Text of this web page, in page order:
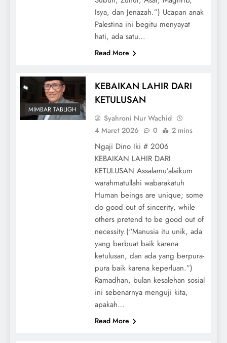
Isya, dan Jenazah.”) Ucapan anak
Palestina ini begitu menyayat
hati, ada satu…
Read More
MIMBAR TABLIGH
KEBAIKAN LAHIR DARI
KETULUSAN
Syahroni Nur Wachid
4 Maret 2026
0 2 mins
Ngaji Dino Iki # 2006
KEBAIKAN LAHIR DARI
KETULUSAN Assalamu’alaikum
warahmatullahi wabarakatuh
Human beings are unique; some
do good out of sincerity, while
others pretend to be good out of
necessity.(“Manusia itu unik, ada
yang berbuat baik karena
ketulusan, dan ada yang berpura-
pura baik karena keperluan.”)
Ramadhan, bulan kesalehan sosial
ini sebenarnya menguji kita,
apakah…
Read More